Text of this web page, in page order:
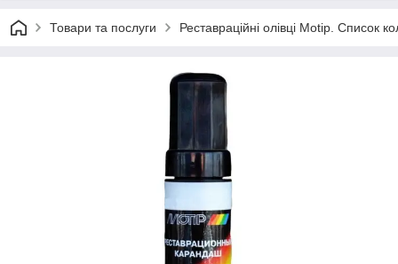
Товари та послуги Реставраційні олівці Motip. Список